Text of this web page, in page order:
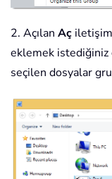
2. Açılan Aç
eklemek istediğiniz
seçilen dosyalar